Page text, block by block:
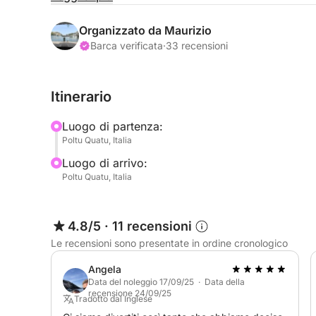
nautica aggiornata, doccia acqua dolce,
bordo.
teli mare, food & beverage.
Potrete inoltre richiedere servizi extra come
per godervi appieno la vostra giornata di relax.
Ci trovi in Comune di Arzachena, presso la
Cala Coticcio, Golfo del Pevero, Cala Corsara...
giornata indimenticabile tra le insenature più
Al rientro potrai scoprire la bellezza, i negozi e i
Nel porto di Poltu Quatu troverete ampio
Organizzato da Maurizio
Barca verificata·33 recensioni
Itinerario
Luogo di partenza:
Poltu Quatu, Italia
Luogo di arrivo:
Poltu Quatu, Italia
4.8/5 · 11 recensioni
Le recensioni sono presentate in ordine cronologico
Angela
Data del noleggio 17/09/25 · Data della
recensione 24/09/25
Tradotto dal Inglese